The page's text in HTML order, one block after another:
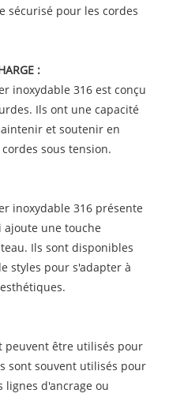
sécurisé pour les cordes
:
inoxydable 316 est conçu
Ils ont une capacité
et soutenir en
sous tension.
inoxydable 316 présente
une touche
Ils sont disponibles
styles pour s'adapter à
peuvent être utilisés pour
sont souvent utilisés pour
lignes d'ancrage ou